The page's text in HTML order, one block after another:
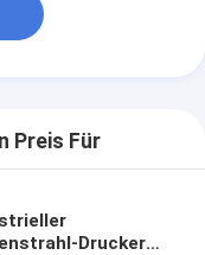
Preis Für
Drucker